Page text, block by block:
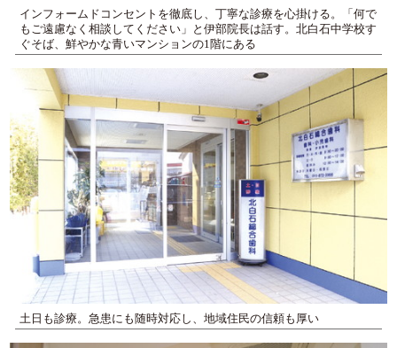
インフォームドコンセントを徹底し、丁寧な診療を心掛ける。「何で
もご遠慮なく相談してください」と伊部院長は話す。北白石中学校す
ぐそば、鮮やかな青いマンションの1階にある
土日も診療。急患にも随時対応し、地域住民の信頼も厚い